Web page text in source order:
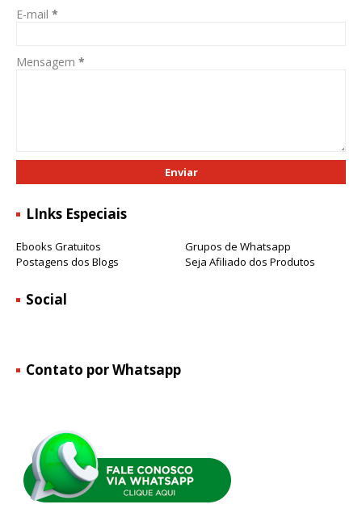
E-mail *
Mensagem *
LInks Especiais
Ebooks Gratuitos
Grupos de Whatsapp
Postagens dos Blogs
Seja Afiliado dos Produtos
Social
Contato por Whatsapp